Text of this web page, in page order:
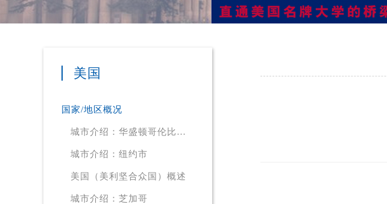
美国
国家/地区概况
城市介绍：华盛顿哥伦比亚
城市介绍：纽约市
美国（美利坚合众国）概述
城市介绍：芝加哥